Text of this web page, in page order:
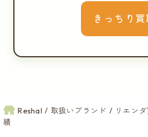
きっちり
Reshal 取扱いブランド リエン
績